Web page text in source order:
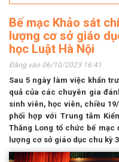
Bế mạc Khảo sát
lượng cơ sở giáo
học Luật Hà Nội
Đăng vào 06/10/2023 16:41
Sau 5 ngày làm việc khẩn
quả của các chuyên gia
sinh viên, học viên, chiều
phối hợp với Trung tâm
Thăng Long tổ chức bế mạc
lượng cơ sở giáo dục chu kỳ 3